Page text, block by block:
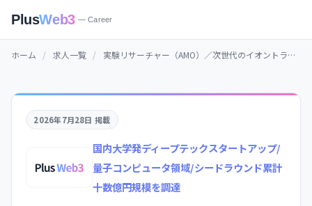
PlusWeb3 — Career
ホーム / 求人一覧 / 実験リサーチャー（AMO）／次世代のイオントラップ量子コンピュータ
2026年7月28日 掲載
国内大学発ディープテックスタートアップ/
量子コンピュータ領域/シードラウンド累計
十数億円規模を調達